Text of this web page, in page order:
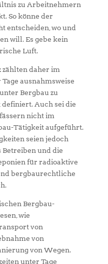
zu Arbeitnehmern
So könne der
entscheiden, wo und
will. Es gebe kein
Luft.
zählten daher im
ausnahmsweise
Bergbau zu
definiert. Auch sei die
nicht im
Tätigkeit aufgeführt.
seien jedoch
und die
für radioaktive
bergbaurechtliche
Bergbau-
wie
von
von
von Wegen.
unter Tage